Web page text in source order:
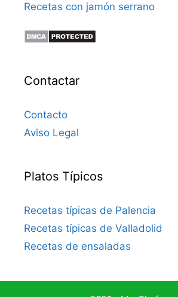
Recetas con jamón serrano
Contactar
Contacto
Aviso Legal
Platos Típicos
Recetas típicas de Palencia
Recetas típicas de Valladolid
Recetas de ensaladas